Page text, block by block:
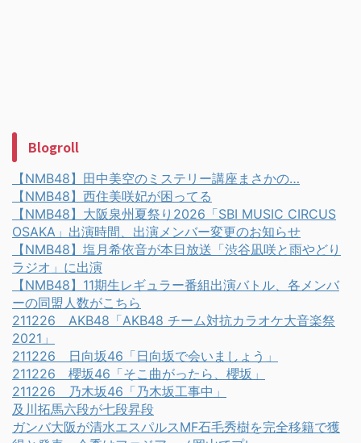
Blogroll
【NMB48】田中美空のミステリー講座まさかの…
【NMB48】西住美咲妃が困ってる
【NMB48】大阪泉州夏祭り2026「SBI MUSIC CIRCUS
OSAKA」出演時間、出演メンバー変更のお知らせ
【NMB48】塩月希依音が本日放送「渋谷凪咲と雨やどり
ラジオ」に出演
【NMB48】11期生レギュラー番組出演バトル、各メンバ
ーの同盟人数がこちら
211226 AKB48「AKB48 チーム対抗カラオケ大音楽祭
2021」
211226 日向坂46「日向坂で会いましょう」
211226 櫻坂46「そこ曲がったら、櫻坂」
211226 乃木坂46「乃木坂工事中」
及川拓馬六段が七段昇段
ガンバ大阪が清水エスパルスMF石毛秀樹を完全移籍で獲